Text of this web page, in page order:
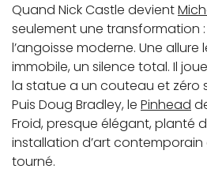
Quand Nick Castle devient
seulement une transformation
l’angoisse moderne. Une
immobile, un silence total. Il
la statue a un couteau et zéro
Puis Doug Bradley, le Pinhead
Froid, presque élégant, planté
installation d’art
tourné.